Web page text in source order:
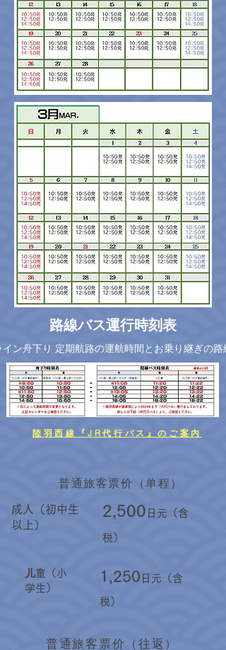
路線バス運行時刻表
ン舟下り 定期航路の運航時間とお乗り継ぎの路
陸羽西線『JR代行バス』のご案内
普通旅客票价（往返）
普通旅客票价（单程）
成人（初中生
以上）
2,500 日元（含
税）
儿童（小
学生）
1,250 日元（含
税）